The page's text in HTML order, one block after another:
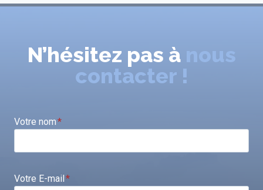
N’hésitez pas à nous
contacter !
Votre nom*
Votre E-mail*